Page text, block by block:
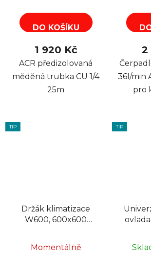
DO KOŠÍKU
1 920 Kč
ACR předizolovaná
měděná trubka CU 1/4
25m
2
36l/min
pro
TIP
Držák klimatizace
W600, 600x600
Momentálně
TIP